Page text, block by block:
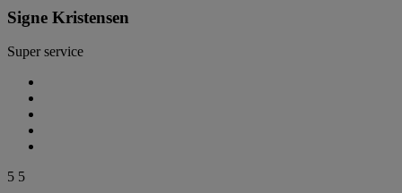
Signe Kristensen
Super service
5 5